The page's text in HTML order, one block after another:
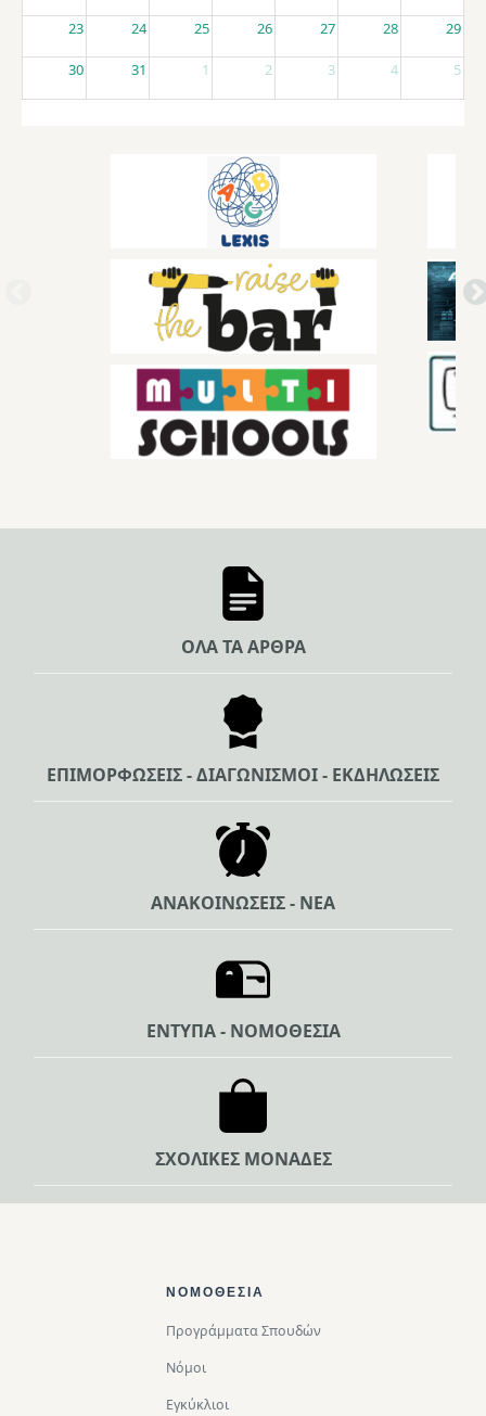
23 24 25 26 27 28 29
30 31 1 2 3 4 5
ΟΛΑ ΤΑ ΑΡΘΡΑ
ΕΠΙΜΟΡΦΩΣΕΙΣ - ΔΙΑΓΩΝΙΣΜΟΙ - ΕΚΔΗΛΩΣΕΙΣ
ΑΝΑΚΟΙΝΩΣΕΙΣ - ΝΕΑ
ΕΝΤΥΠΑ - ΝΟΜΟΘΕΣΙΑ
ΣΧΟΛΙΚΕΣ ΜΟΝΑΔΕΣ
ΝΟΜΟΘΕΣΊΑ
Προγράμματα Σπουδών
Νόμοι
Εγκύκλιοι